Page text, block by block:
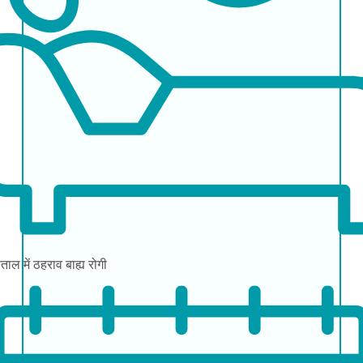
में ठहराव बाह्य रोगी